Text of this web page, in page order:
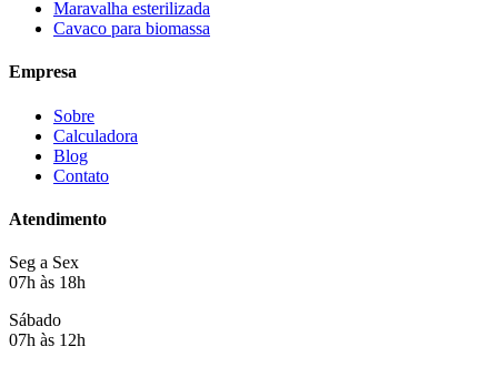
Maravalha esterilizada
Cavaco para biomassa
Empresa
Sobre
Calculadora
Blog
Contato
Atendimento
Seg a Sex
07h às 18h
Sábado
07h às 12h